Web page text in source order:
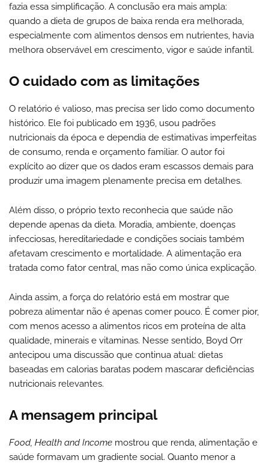
fazia essa simplificação. A conclusão era mais ampla:
quando a dieta de grupos de baixa renda era melhorada,
especialmente com alimentos densos em nutrientes, havia
melhora observável em crescimento, vigor e saúde infantil.
O cuidado com as limitações
O relatório é valioso, mas precisa ser lido como documento
histórico. Ele foi publicado em 1936, usou padrões
nutricionais da época e dependia de estimativas imperfeitas
de consumo, renda e orçamento familiar. O autor foi
explícito ao dizer que os dados eram escassos demais para
produzir uma imagem plenamente precisa em detalhes.
Além disso, o próprio texto reconhecia que saúde não
depende apenas da dieta. Moradia, ambiente, doenças
infecciosas, hereditariedade e condições sociais também
afetavam crescimento e mortalidade. A alimentação era
tratada como fator central, mas não como única explicação.
Ainda assim, a força do relatório está em mostrar que
pobreza alimentar não é apenas comer pouco. É comer pior,
com menos acesso a alimentos ricos em proteína de alta
qualidade, minerais e vitaminas. Nesse sentido, Boyd Orr
antecipou uma discussão que continua atual: dietas
baseadas em calorias baratas podem mascarar deficiências
nutricionais relevantes.
A mensagem principal
Food, Health and Income mostrou que renda, alimentação e
saúde formavam um gradiente social. Quanto menor a